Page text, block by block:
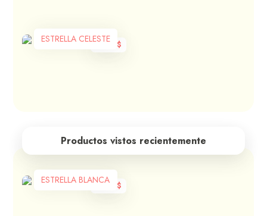
ESTRELLA CELESTE
1.210 $
Productos vistos recientemente
ESTRELLA BLANCA
1.210 $